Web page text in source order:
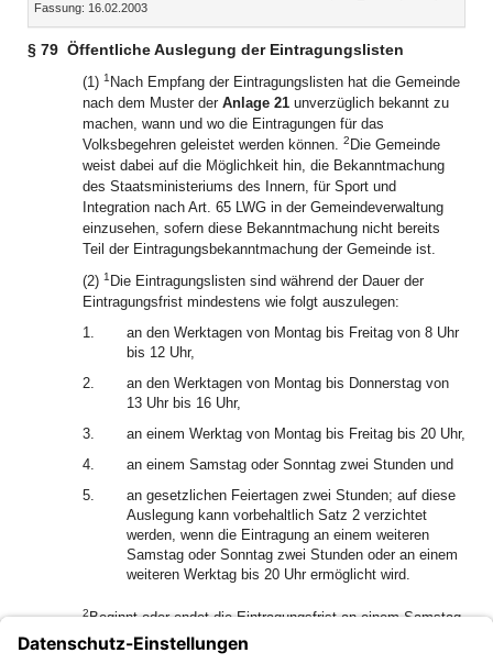
Fassung: 16.02.2003
§ 79 Öffentliche Auslegung der Eintragungslisten
(1) 1 Nach Empfang der Eintragungslisten hat die Gemeinde
nach dem Muster der Anlage 21 unverzüglich bekannt zu
machen, wann und wo die Eintragungen für das
Volksbegehren geleistet werden können. 2 Die Gemeinde
weist dabei auf die Möglichkeit hin, die Bekanntmachung
des Staatsministeriums des Innern, für Sport und
Integration nach Art. 65 LWG in der Gemeindeverwaltung
einzusehen, sofern diese Bekanntmachung nicht bereits
Teil der Eintragungsbekanntmachung der Gemeinde ist.
(2) 1 Die Eintragungslisten sind während der Dauer der
Eintragungsfrist mindestens wie folgt auszulegen:
1.
an den Werktagen von Montag bis Freitag von 8 Uhr
bis 12 Uhr,
2.
an den Werktagen von Montag bis Donnerstag von
13 Uhr bis 16 Uhr,
3.
an einem Werktag von Montag bis Freitag bis 20 Uhr,
4.
an einem Samstag oder Sonntag zwei Stunden und
5.
an gesetzlichen Feiertagen zwei Stunden; auf diese
Auslegung kann vorbehaltlich Satz 2 verzichtet
werden, wenn die Eintragung an einem weiteren
Samstag oder Sonntag zwei Stunden oder an einem
weiteren Werktag bis 20 Uhr ermöglicht wird.
2Beginnt oder endet die Eintragungsfrist an einem Samstag,
Sonntag oder gesetzlichen Feiertag, so sind die Listen an
diesem Tag mindestens vier Stunden auszulegen.